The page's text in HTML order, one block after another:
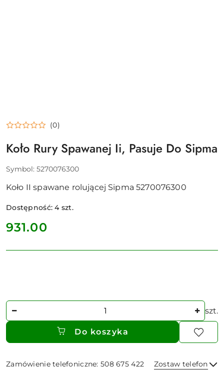
(0)
Koło Rury Spawanej Ii, Pasuje Do Sipma
Symbol: 5270076300
Koło II spawane rolującej Sipma 5270076300
Dostępność:4 szt.
cena:
931.00
Ilość szt.
Do koszyka
Zamówienie telefoniczne: 508 675 422 Zostaw telefon